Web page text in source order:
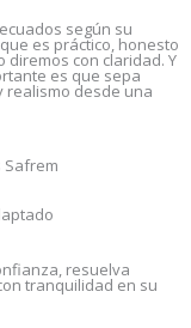
según su
es práctico, honesto
diremos con claridad. Y
es que sepa
realismo desde una
resuelva
tranquilidad en su